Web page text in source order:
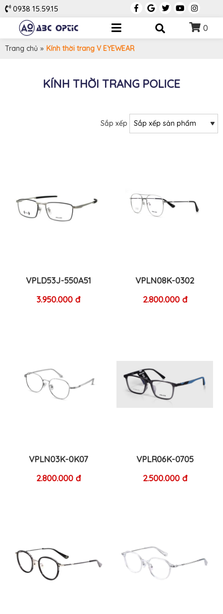
0938 15.59.15
0
Trang chủ » Kính thời trang V EYEWEAR
KÍNH THỜI TRANG POLICE
Sắp xếp
VPLD53J-550A51
3.950.000 đ
VPLN08K-0302
2.800.000 đ
VPLN03K-0K07
2.800.000 đ
VPLR06K-0705
2.500.000 đ